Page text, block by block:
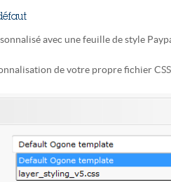
avec une feuille de style
de votre propre fichier